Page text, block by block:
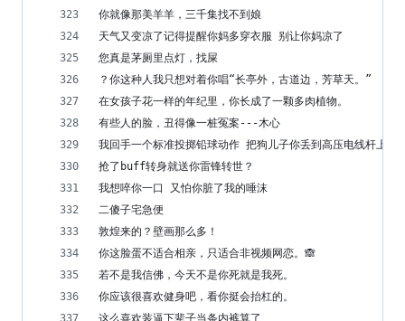
你就像那美羊羊，三千集找不到娘
天气又变凉了记得提醒你妈多穿衣服 别让你妈凉了
您真是茅厕里点灯，找屎
？你这种人我只想对着你唱“长亭外，古道边，芳草天。”
在女孩子花一样的年纪里，你长成了一颗多肉植物。
有些人的脸，丑得像一桩冤案---木心
我回手一个标准投掷铅球动作 把狗儿子你丢到高压电线杆上
抢了buff转身就送你雷锋转世？
我想啐你一口 又怕你脏了我的唾沫
二傻子宅急便
敦煌来的？壁画那么多！
你这脸蛋不适合相亲，只适合非视频网恋。🙈
若不是我信佛，今天不是你死就是我死。
你应该很喜欢健身吧，看你挺会抬杠的。
这么喜欢装逼下辈子当条内裤算了